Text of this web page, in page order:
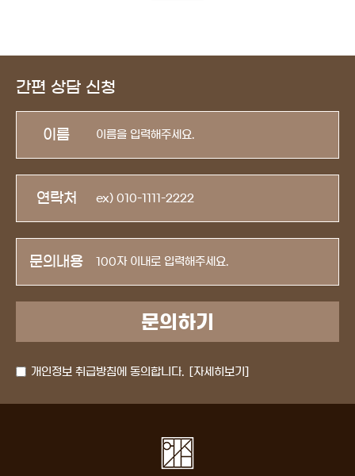
간편 상담 신청
이름
연락처
문의내용
개인정보 취급방침에 동의합니다. [자세히보기]